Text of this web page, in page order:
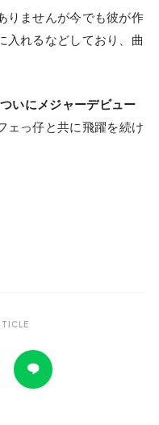
りませんが今でも彼が作
入れるなどしており、曲
ついにメジャーデビュー
ェっ仔と共に飛躍を続け